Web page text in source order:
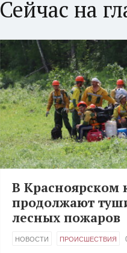
Сейчас на
В Красноярском
продолжают
лесных пожаров
НОВОСТИ ПРОИСШЕСТВИЯ